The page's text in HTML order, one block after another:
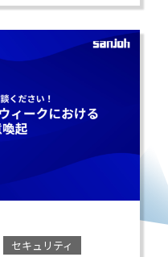
セキュリティ